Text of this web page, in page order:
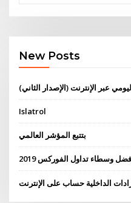
New Posts
Islatrol
بتتبع المؤشر العالمي
وسطاء تداول الفوركس 2019
الداخلية حساب على الإنترنت